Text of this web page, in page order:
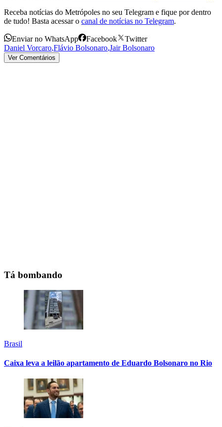
Receba notícias do Metrópoles no seu Telegram e fique por dentro
de tudo! Basta acessar o canal de notícias no Telegram.
Enviar no WhatsApp Facebook
Twitter
Daniel Vorcaro,Flávio Bolsonaro,Jair Bolsonaro
Ver Comentários
Tá bombando
Brasil
Caixa leva a leilão apartamento de Eduardo Bolsonaro no Rio